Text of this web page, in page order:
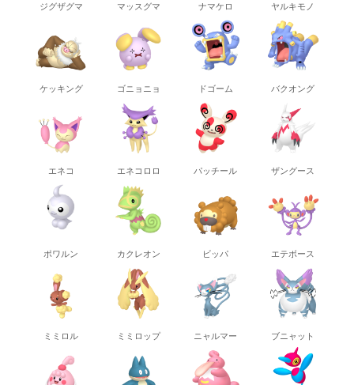
ジグザグマ マッスグマ ナマケロ ヤルキモノ
ケッキング ゴニョニョ ドゴーム バクオング
エネコ エネコロロ パッチール ザングース
ポワルン カクレオン ビッパ エテボース
ミミロル ミミロップ ニャルマー ブニャット